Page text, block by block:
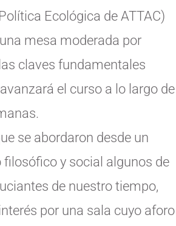
Ecológica de ATTAC)
mesa moderada por
claves fundamentales
el curso a lo largo de
se abordaron desde un
filosófico y social algunos de
de nuestro tiempo,
por una sala cuyo aforo